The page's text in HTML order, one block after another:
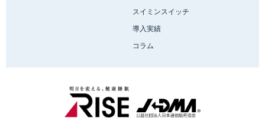
スイミンスイッチ
導入実績
コラム